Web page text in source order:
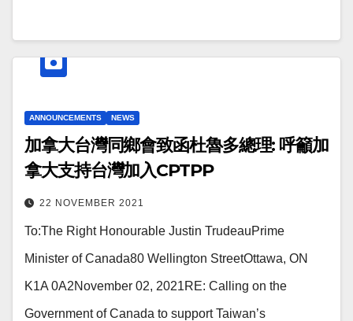
ANNOUNCEMENTS NEWS
加拿大台灣同鄉會致函杜魯多總理: 呼籲加
拿大支持台灣加入CPTPP
22 NOVEMBER 2021
To:The Right Honourable Justin TrudeauPrime
Minister of Canada80 Wellington StreetOttawa, ON
K1A 0A2November 02, 2021RE: Calling on the
Government of Canada to support Taiwan’s